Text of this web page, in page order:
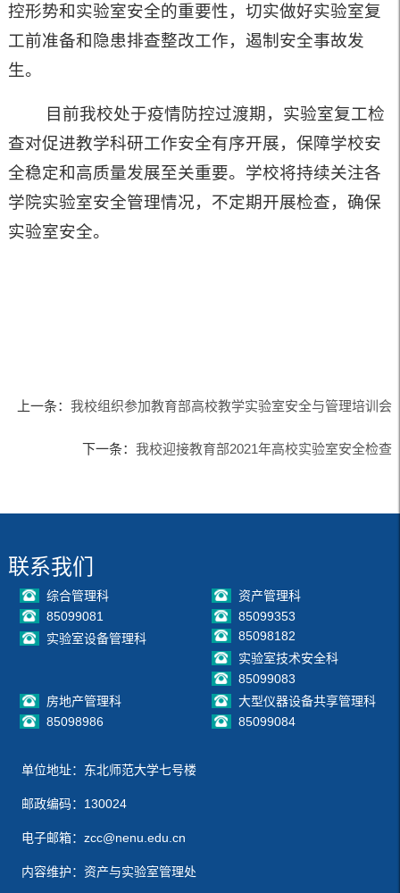
控形势和实验室安全的重要性，切实做好实验室复
工前准备和隐患排查整改工作，遏制安全事故发
生。
目前我校处于疫情防控过渡期，实验室复工检
查对促进教学科研工作安全有序开展，保障学校安
全稳定和高质量发展至关重要。学校将持续关注各
学院实验室安全管理情况，不定期开展检查，确保
实验室安全。
上一条：我校组织参加教育部高校教学实验室安全与管理培训会
下一条：我校迎接教育部2021年高校实验室安全检查
联系我们
综合管理科
85099081
资产管理科
85099353
实验室设备管理科
85098182
实验室技术安全科
85099083
房地产管理科
85098986
大型仪器设备共享管理科
85099084
单位地址：东北师范大学七号楼
邮政编码：130024
电子邮箱：zcc@nenu.edu.cn
内容维护：资产与实验室管理处